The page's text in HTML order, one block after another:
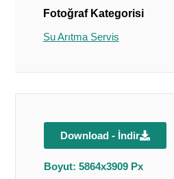
Fotoğraf Kategorisi
Su Arıtma Servis
Download - İndir
Boyut: 5864x3909 Px